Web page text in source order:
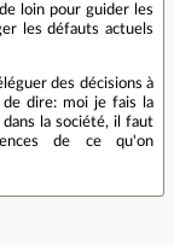
loin pour guider les
les défauts actuels
des décisions à
dire: moi je fais la
la société, il faut
de ce qu'on